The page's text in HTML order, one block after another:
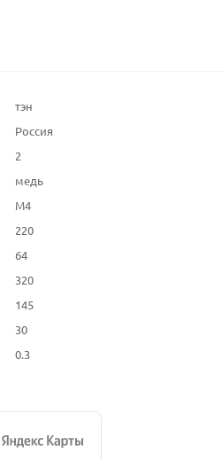
тэн
Россия
2
медь
М4
220
64
320
145
30
0.3